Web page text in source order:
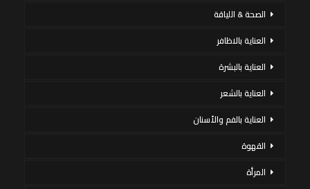
الصحة & اللياقة
العناية بالاظافر
العناية بالبشرة
العناية بالشعر
العناية بالفم والأسنان
القهوة
المرأة